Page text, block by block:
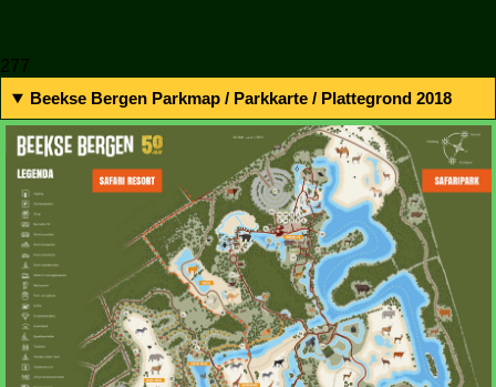
277
Beekse Bergen Parkmap / Parkkarte / Plattegrond 2018